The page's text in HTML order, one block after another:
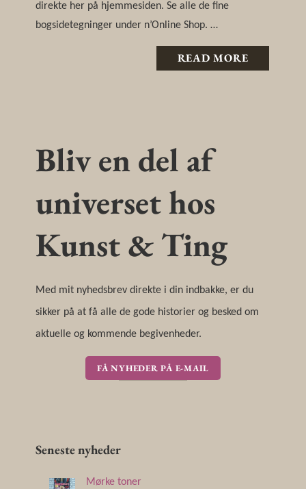
direkte her på hjemmesiden. Se alle de fine
bogsidetegninger under n’Online Shop. …
READ MORE
Bliv en del af
universet hos
Kunst & Ting
Med mit nyhedsbrev direkte i din indbakke, er du
sikker på at få alle de gode historier og besked om
aktuelle og kommende begivenheder.
FÅ NYHEDER PÅ E-MAIL
Seneste nyheder
Mørke toner